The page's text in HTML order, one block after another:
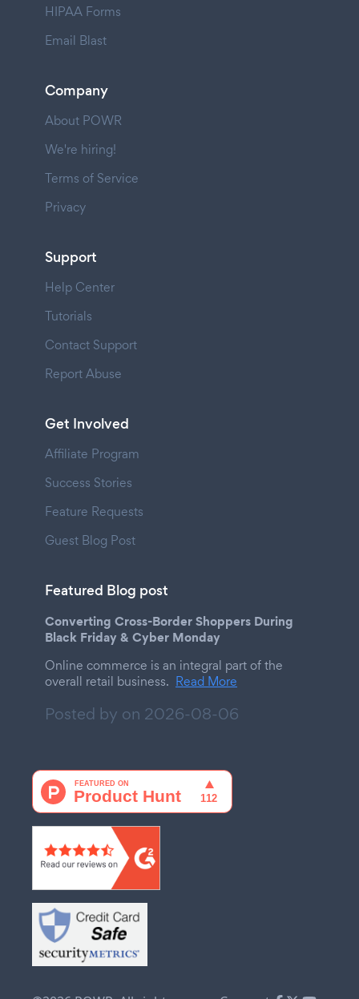
HIPAA Forms
Email Blast
Company
About POWR
We're hiring!
Terms of Service
Privacy
Support
Help Center
Tutorials
Contact Support
Report Abuse
Get Involved
Affiliate Program
Success Stories
Feature Requests
Guest Blog Post
Featured Blog post
Converting Cross-Border Shoppers During
Black Friday & Cyber Monday
Online commerce is an integral part of the
overall retail business. Read More
Posted by on 2026-08-06